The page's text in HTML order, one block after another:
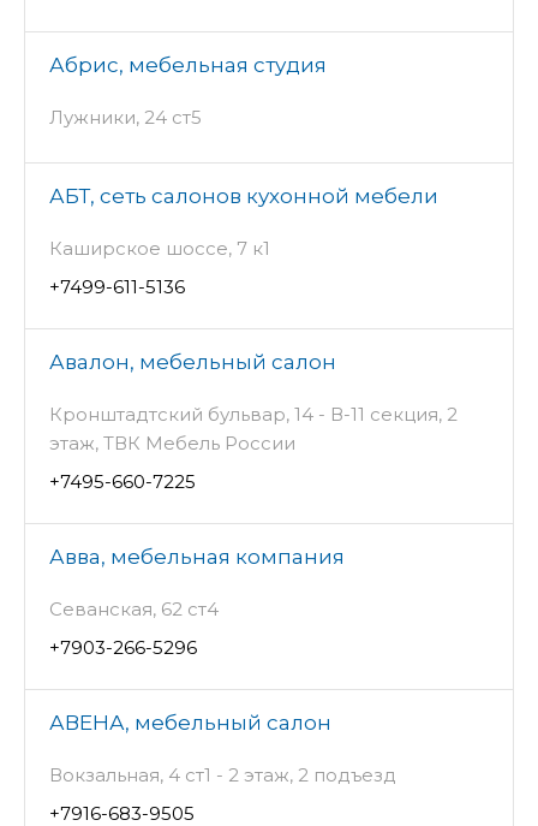
Абрис, мебельная студия
Лужники, 24 ст5
АБТ, сеть салонов кухонной мебели
Каширское шоссе, 7 к1
+7499-611-5136
Авалон, мебельный салон
Кронштадтский бульвар, 14 - В-11 секция, 2
этаж, ТВК Мебель России
+7495-660-7225
Авва, мебельная компания
Севанская, 62 ст4
+7903-266-5296
АВЕНА, мебельный салон
Вокзальная, 4 ст1 - 2 этаж, 2 подъезд
+7916-683-9505